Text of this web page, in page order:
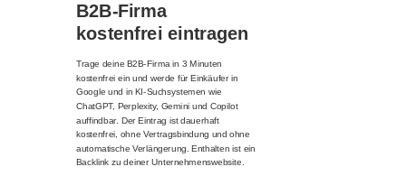
B2B-Firma
kostenfrei eintragen
Trage deine B2B-Firma in 3 Minuten
kostenfrei ein und werde für Einkäufer in
Google und in KI-Suchsystemen wie
ChatGPT, Perplexity, Gemini und Copilot
auffindbar. Der Eintrag ist dauerhaft
kostenfrei, ohne Vertragsbindung und ohne
automatische Verlängerung. Enthalten ist ein
Backlink zu deiner Unternehmenswebsite.